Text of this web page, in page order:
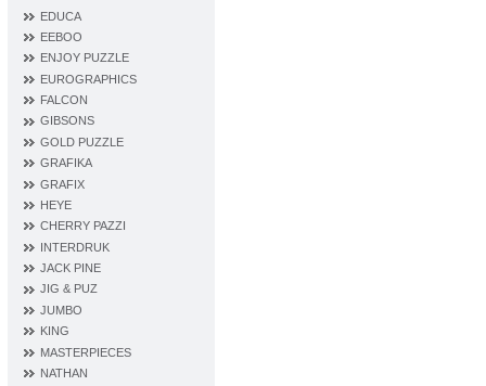
EDUCA
EEBOO
ENJOY PUZZLE
EUROGRAPHICS
FALCON
GIBSONS
GOLD PUZZLE
GRAFIKA
GRAFIX
HEYE
CHERRY PAZZI
INTERDRUK
JACK PINE
JIG & PUZ
JUMBO
KING
MASTERPIECES
NATHAN